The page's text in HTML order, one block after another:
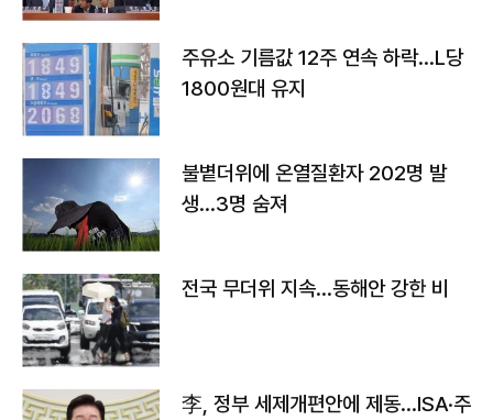
주유소 기름값 12주 연속 하락…L당
1800원대 유지
불볕더위에 온열질환자 202명 발
생…3명 숨져
전국 무더위 지속…동해안 강한 비
李, 정부 세제개편안에 제동…ISA·주